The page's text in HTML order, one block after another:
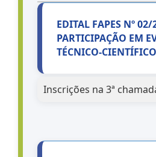
EDITAL FAPES Nº 02/
PARTICIPAÇÃO EM
TÉCNICO-
Inscrições na 3ª